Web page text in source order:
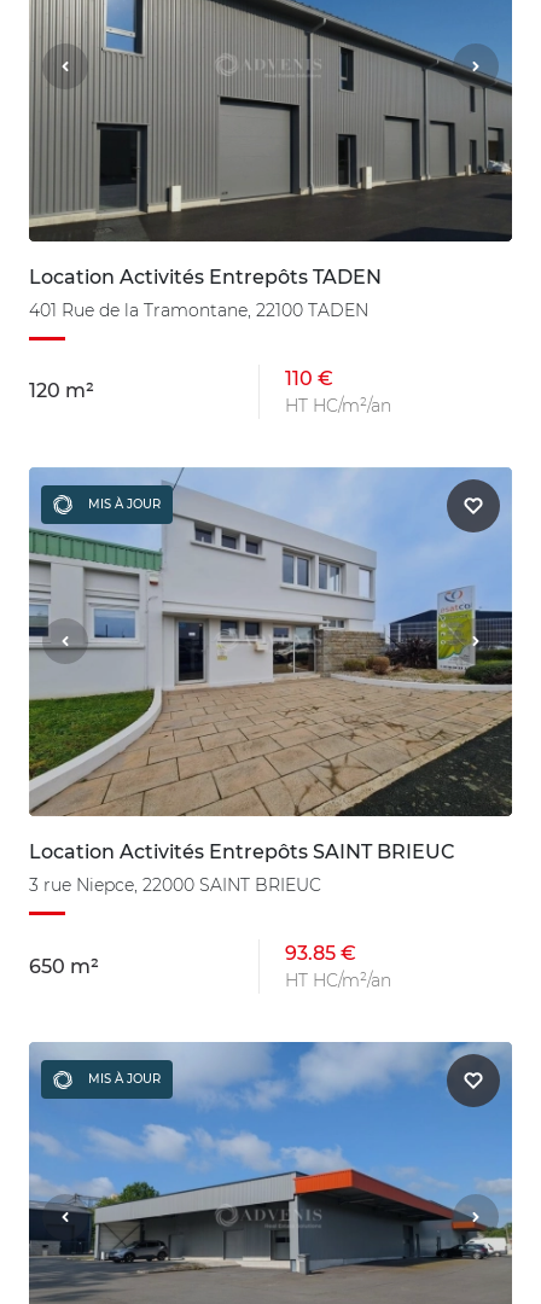
Location Activités Entrepôts TADEN
401 Rue de la Tramontane, 22100 TADEN
120 m²
110 €
HT HC/m²/an
MIS À JOUR
Location Activités Entrepôts SAINT BRIEUC
3 rue Niepce, 22000 SAINT BRIEUC
650 m²
93.85 €
HT HC/m²/an
MIS À JOUR